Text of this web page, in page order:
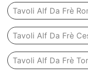
Tavoli Alf Da Frè
Tavoli Alf Da Frè
Tavoli Alf Da Frè